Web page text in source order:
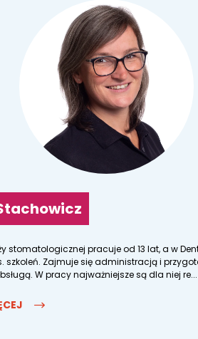
stomatologicznej pracuje od 13 lat, a w
szkoleń. Zajmuje się administracją i
W pracy najważniejsze są dla niej re...